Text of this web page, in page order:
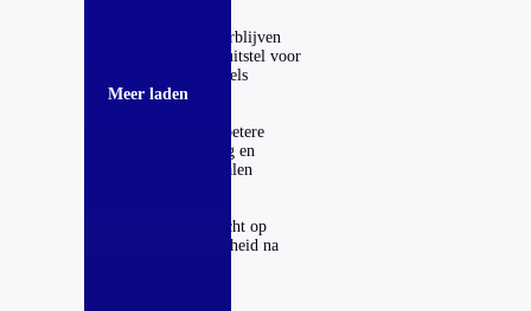
Kinderdagverblijven
krijgen jaar uitstel voor
strengere regels
16-06-2017
Vanaf 2018 betere
kinderopvang en
peuterspeelzalen
PvdA wil recht op
onbereikbaarheid na
Meer laden